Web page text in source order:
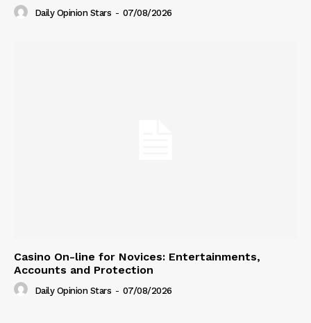
Daily Opinion Stars - 07/08/2026
Casino On-line for Novices: Entertainments,
Accounts and Protection
Daily Opinion Stars - 07/08/2026